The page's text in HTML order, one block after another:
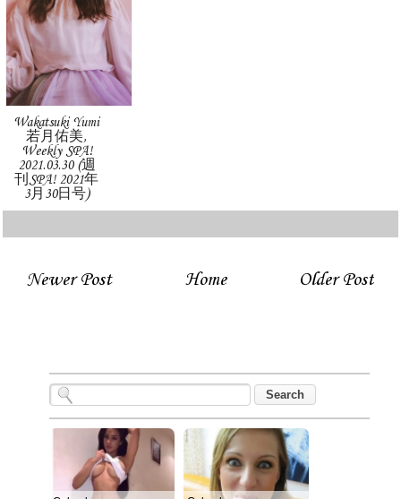
Wakatsuki Yumi
若月佑美,
Weekly SPA!
2021.03.30 (週
刊SPA! 2021年
3月30日号)
Newer Post Older Post
Home